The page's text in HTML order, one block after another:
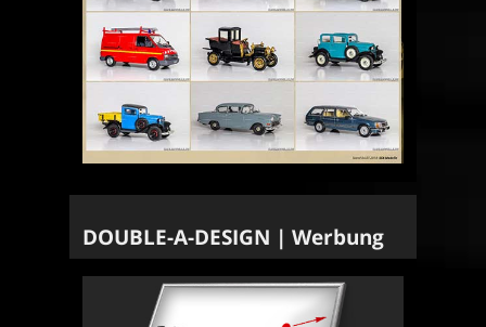
DOUBLE-A-DESIGN | Werbung